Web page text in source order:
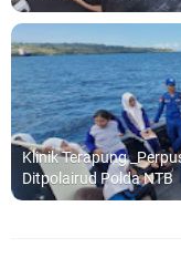
Klinik Terapung
Ditpolairud Polda NTB